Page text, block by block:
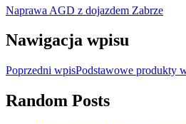
Naprawa AGD z dojazdem Zabrze
Nawigacja wpisu
Poprzedni wpisPodstawowe produkty
Random Posts